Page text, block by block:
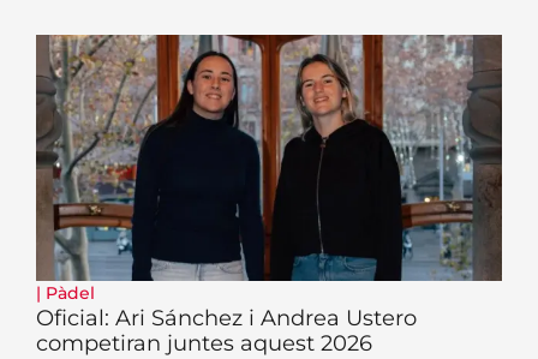
| Pàdel
Oficial: Ari Sánchez i Andrea Ustero
competiran juntes aquest 2026